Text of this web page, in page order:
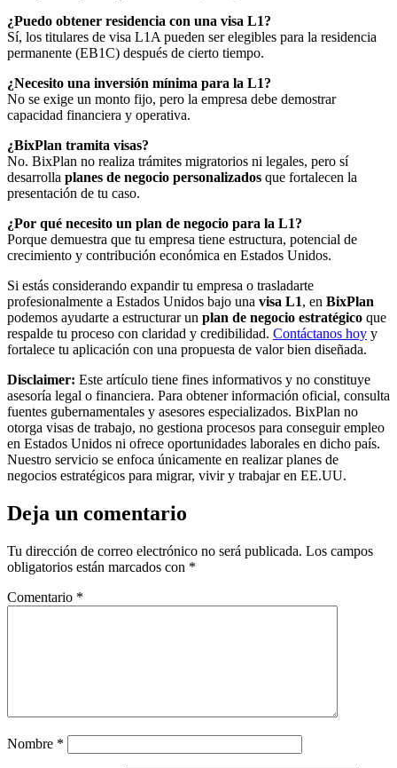
¿Puedo obtener residencia con una visa L1?
Sí, los titulares de visa L1A pueden ser elegibles para la residencia
permanente (EB1C) después de cierto tiempo.
¿Necesito una inversión mínima para la L1?
No se exige un monto fijo, pero la empresa debe demostrar
capacidad financiera y operativa.
¿BixPlan tramita visas?
No. BixPlan no realiza trámites migratorios ni legales, pero sí
desarrolla planes de negocio personalizados que fortalecen la
presentación de tu caso.
¿Por qué necesito un plan de negocio para la L1?
Porque demuestra que tu empresa tiene estructura, potencial de
crecimiento y contribución económica en Estados Unidos.
Si estás considerando expandir tu empresa o trasladarte
profesionalmente a Estados Unidos bajo una visa L1, en BixPlan
podemos ayudarte a estructurar un plan de negocio estratégico que
respalde tu proceso con claridad y credibilidad. Contáctanos hoy y
fortalece tu aplicación con una propuesta de valor bien diseñada.
Disclaimer: Este artículo tiene fines informativos y no constituye
asesoría legal o financiera. Para obtener información oficial, consulta
fuentes gubernamentales y asesores especializados. BixPlan no
otorga visas de trabajo, no gestiona procesos para conseguir empleo
en Estados Unidos ni ofrece oportunidades laborales en dicho país.
Nuestro servicio se enfoca únicamente en realizar planes de
negocios estratégicos para migrar, vivir y trabajar en EE.UU.
Deja un comentario
Tu dirección de correo electrónico no será publicada. Los campos
obligatorios están marcados con *
Comentario *
Nombre *